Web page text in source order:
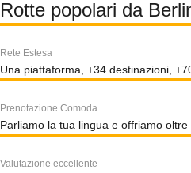
Rotte popolari da
Rete Estesa
Una piattaforma, +34 destinazioni,
Prenotazione Comoda
Parliamo la tua lingua e offriamo
Valutazione eccellente